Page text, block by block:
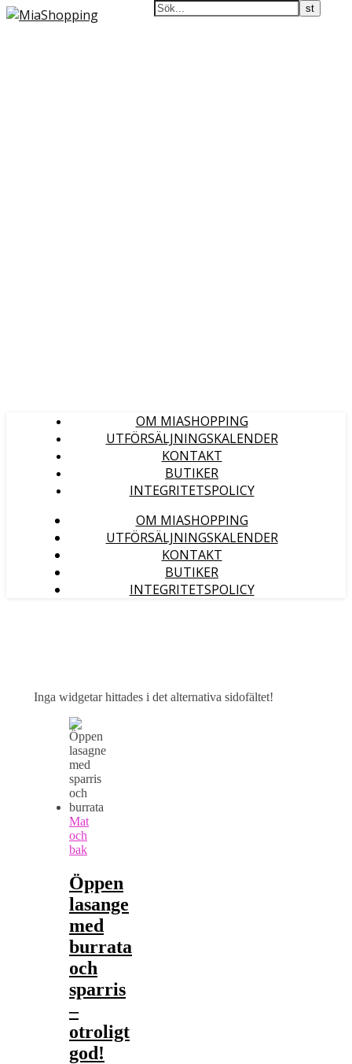
OM MIASHOPPING
UTFÖRSÄLJNINGSKALENDER
KONTAKT
BUTIKER
INTEGRITETSPOLICY
OM MIASHOPPING
UTFÖRSÄLJNINGSKALENDER
KONTAKT
BUTIKER
INTEGRITETSPOLICY
Inga widgetar hittades i det alternativa sidofältet!
Mat
och
bak
Öppen
lasange
med
burrata
och
sparris
–
otroligt
god!